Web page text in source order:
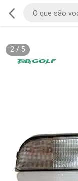
2/ 5